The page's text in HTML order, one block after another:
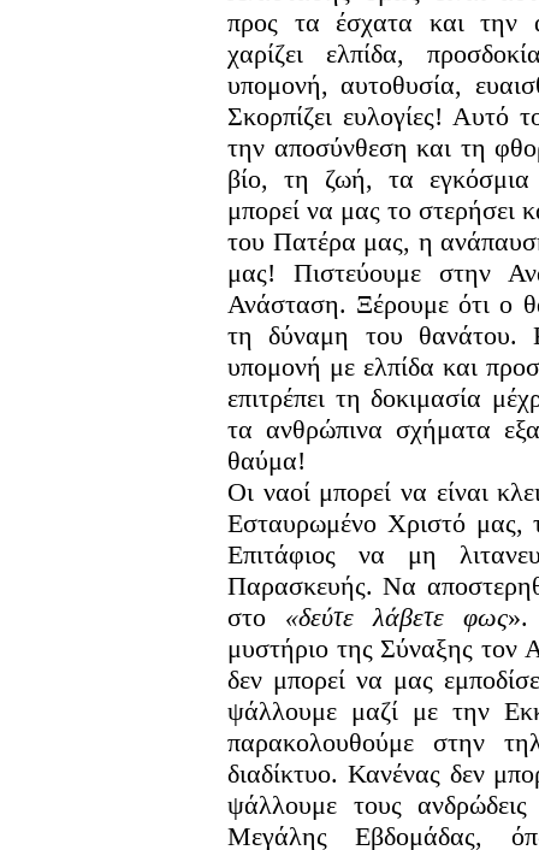
προς τα έσχατα και την
χαρίζει ελπίδα,
υπομονή, αυτοθυσία,
Σκορπίζει ευλογίες! Αυτό
την αποσύνθεση και τη
βίο, τη ζωή, τα
μπορεί να μας το στερήσει
του Πατέρα μας, η
μας! Πιστεύουμε στην
Ανάσταση. Ξέρουμε ότι ο
τη δύναμη του θανάτου.
υπομονή με ελπίδα και
επιτρέπει τη δοκιμασία
τα ανθρώπινα σχήματα
θαύμα!
Οι ναοί μπορεί να είναι
Εσταυρωμένο Χριστό
Επιτάφιος να μη
Παρασκευής. Να
στο «δεύτε λάβετε φως».
μυστήριο της Σύναξης τον
δεν μπορεί να μας
ψάλλουμε μαζί με την
παρακολουθούμε στην
διαδίκτυο. Κανένας δεν
ψάλλουμε τους
Μεγάλης Εβδομάδας,